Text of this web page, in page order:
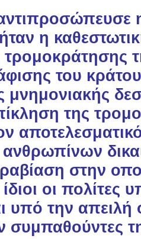
η
τρομοκράτησης
του
της
στην
οι πολίτες
υπό την απειλή
συμπαθούντες